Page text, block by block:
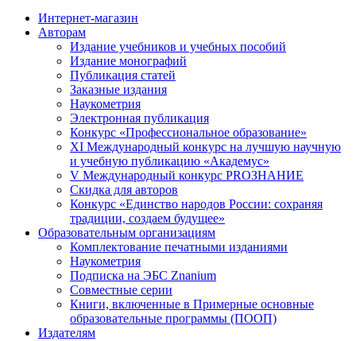
Интернет-магазин
Авторам
Издание учебников и учебных пособий
Издание монографий
Публикация статей
Заказные издания
Наукометрия
Электронная публикация
Конкурс «Профессиональное образование»
XI Международный конкурс на лучшую научную
и учебную публикацию «Академус»
V Международный конкурс PROЗНАНИЕ
Скидка для авторов
Конкурс «Единство народов России: сохраняя
традиции, создаем будущее»
Образовательным организациям
Комплектование печатными изданиями
Наукометрия
Подписка на ЭБС Znanium
Совместные серии
Книги, включенные в Примерные основные
образовательные программы (ПООП)
Издателям